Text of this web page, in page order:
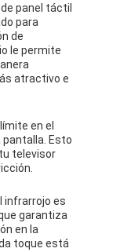
panel táctil
para
de
le permite
atractivo e
en el
Esto
televisor
infrarrojo es
garantiza
en la
toque está